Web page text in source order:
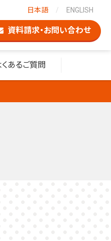
くあるご質問
日本語 ENGLISH
資料請求・お問い合わせ